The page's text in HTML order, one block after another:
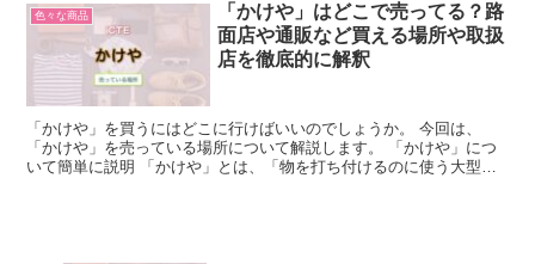
色々な商品
「かけや」はどこで売ってる？路
面店や通販など買える場所や取扱
店を徹底的に解釈
「かけや」を買うにはどこに行けばいいのでしょうか。 今回は、
「かけや」を売っている場所について解説します。 「かけや」につ
いて簡単に説明 「かけや」とは、「物を打ち付けるのに使う大型の